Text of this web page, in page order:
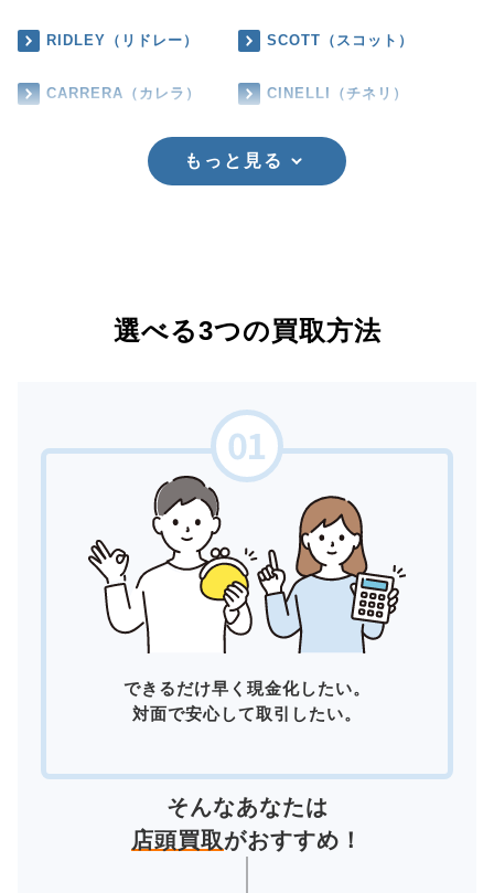
RIDLEY（リドレー） SCOTT（スコット）
CARRERA（カレラ） CINELLI（チネリ）
もっと見る
選べる3つの買取方法
できるだけ早く現金化したい。
対面で安心して取引したい。
そんなあなたは
店頭買取がおすすめ！